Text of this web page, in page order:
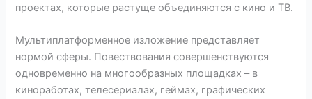
проектах, которые растуще объединяются с кино и ТВ.
Мультиплатформенное изложение представляет
нормой сферы. Повествования совершенствуются
одновременно на многообразных площадках – в
киноработах, телесериалах, геймах, графических